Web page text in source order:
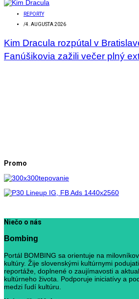
REPORTY
/4. AUGUSTA 2026
Kim Dracula rozpútal v
Fanúšikovia zažili večer plný
Promo
Niečo o nás
Bombing
Portál BOMBING sa orientuje na
kultúry. Žije slovenskými kultúrnymi
reportáže, doplnené o zaujímavosti a
kultúrneho života. Podporuje iniciatívy a
medzi ľudí kultúru.